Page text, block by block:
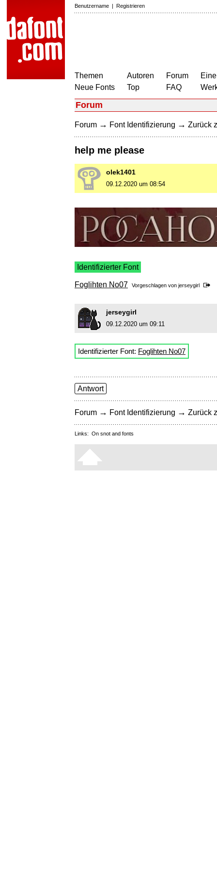
Benutzername | Registrieren
Themen
Neue Fonts
Autoren
Top
Forum
FAQ
Forum
Forum → Font Identifizierung → Zurück
help me please
olek1401
09.12.2020 um 08:54
Identifizierter Font
Foglihten No07 Vorgeschlagen von jerseygirl
jerseygirl
09.12.2020 um 09:11
Identifizierter Font: Foglihten No07
Antwort
Forum → Font Identifizierung → Zurück
Links: On snot and fonts